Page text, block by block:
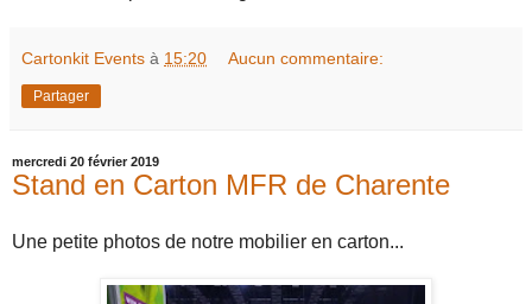
Cartonkit Events à 15:20 Aucun commentaire:
Partager
mercredi 20 février 2019
Stand en Carton MFR de Charente
Une petite photos de notre mobilier en carton...